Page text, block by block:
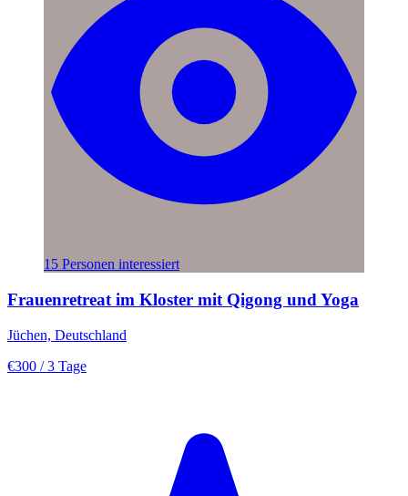
15 Personen interessiert
Frauenretreat im Kloster mit Qigong und Yoga
Jüchen, Deutschland
€300 / 3 Tage